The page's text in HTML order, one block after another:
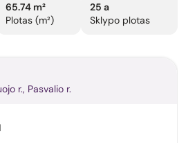
65.74 m²
Plotas (m²)
25 a
Sklypo plotas
r., Pasvalio r.